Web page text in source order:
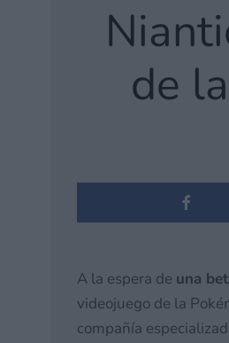
de
A la espera de una
videojuego de la
compañía